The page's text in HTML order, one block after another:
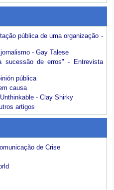
pública de uma organização -
- Gay Talese
sucessão de erros" - Entrevista
pública
causa
- Clay Shirky
artigos
de Crise